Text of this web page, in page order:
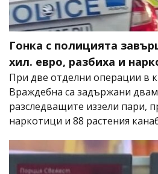
Гонка с полицията
хил. евро, разбиха и
При две отделни операции в
Враждебна са задържани
разследващите иззели пари,
наркотици и 88 растения